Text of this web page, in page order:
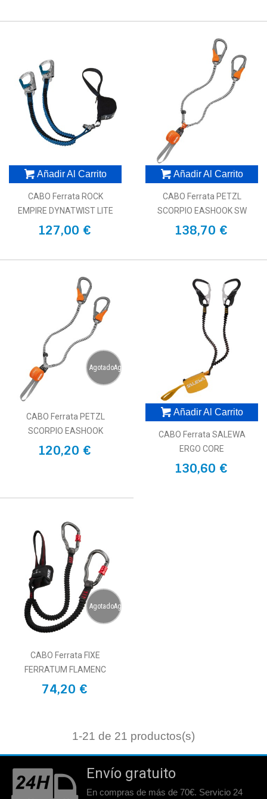
Añadir Al Carrito
CABO Ferrata ROCK
EMPIRE DYNATWIST LITE
127,00 €
Añadir Al Carrito
CABO Ferrata PETZL
SCORPIO EASHOOK SW
138,70 €
AgotadoAgotado
CABO Ferrata PETZL
SCORPIO EASHOOK
120,20 €
Añadir Al Carrito
CABO Ferrata SALEWA
ERGO CORE
130,60 €
AgotadoAgotado
CABO Ferrata FIXE
FERRATUM FLAMENC
74,20 €
1-21 de 21 productos(s)
Envío gratuito
En compras de más de 70€. Servicio 24